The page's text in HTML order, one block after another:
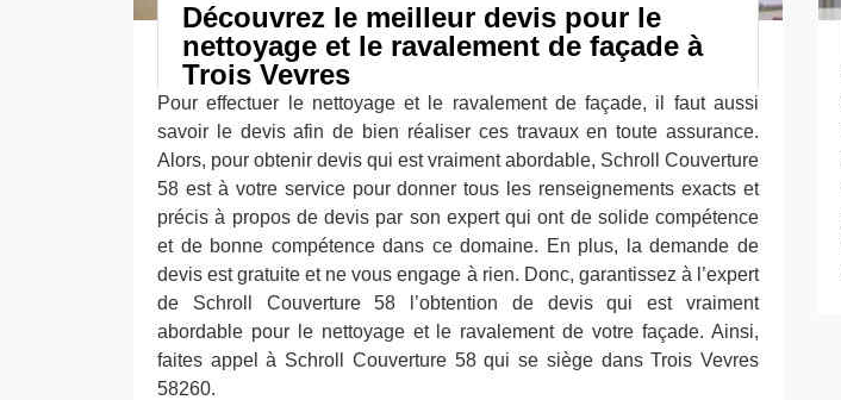
Découvrez le meilleur devis pour le
nettoyage et le ravalement de façade à
Trois Vevres
Pour effectuer le nettoyage et le ravalement de façade, il faut aussi
savoir le devis afin de bien réaliser ces travaux en toute assurance.
Alors, pour obtenir devis qui est vraiment abordable, Schroll Couverture
58 est à votre service pour donner tous les renseignements exacts et
précis à propos de devis par son expert qui ont de solide compétence
et de bonne compétence dans ce domaine. En plus, la demande de
devis est gratuite et ne vous engage à rien. Donc, garantissez à l’expert
de Schroll Couverture 58 l’obtention de devis qui est vraiment
abordable pour le nettoyage et le ravalement de votre façade. Ainsi,
faites appel à Schroll Couverture 58 qui se siège dans Trois Vevres
58260.